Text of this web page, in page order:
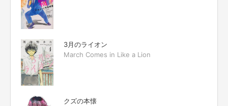
3月のライオン
March Comes in Like a Lion
クズの本懐